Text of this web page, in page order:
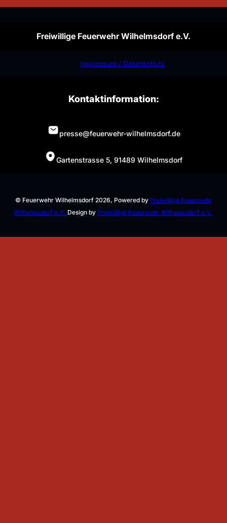
Freiwillige Feuerwehr Wilhelmsdorf e.V.
Impressum / Datenschutz
Kontaktinformation:
presse@feuerwehr-wilhelmsdorf.de
Gartenstrasse 5, 91489 Wilhelmsdorf
© Feuerwehr Wilhelmsdorf 2026, Powered by Freiwillige Feuerwehr
Wilhelmsdorf e.V. Design by Freiwillige Feuerwehr Wilhelmsdorf e.V.